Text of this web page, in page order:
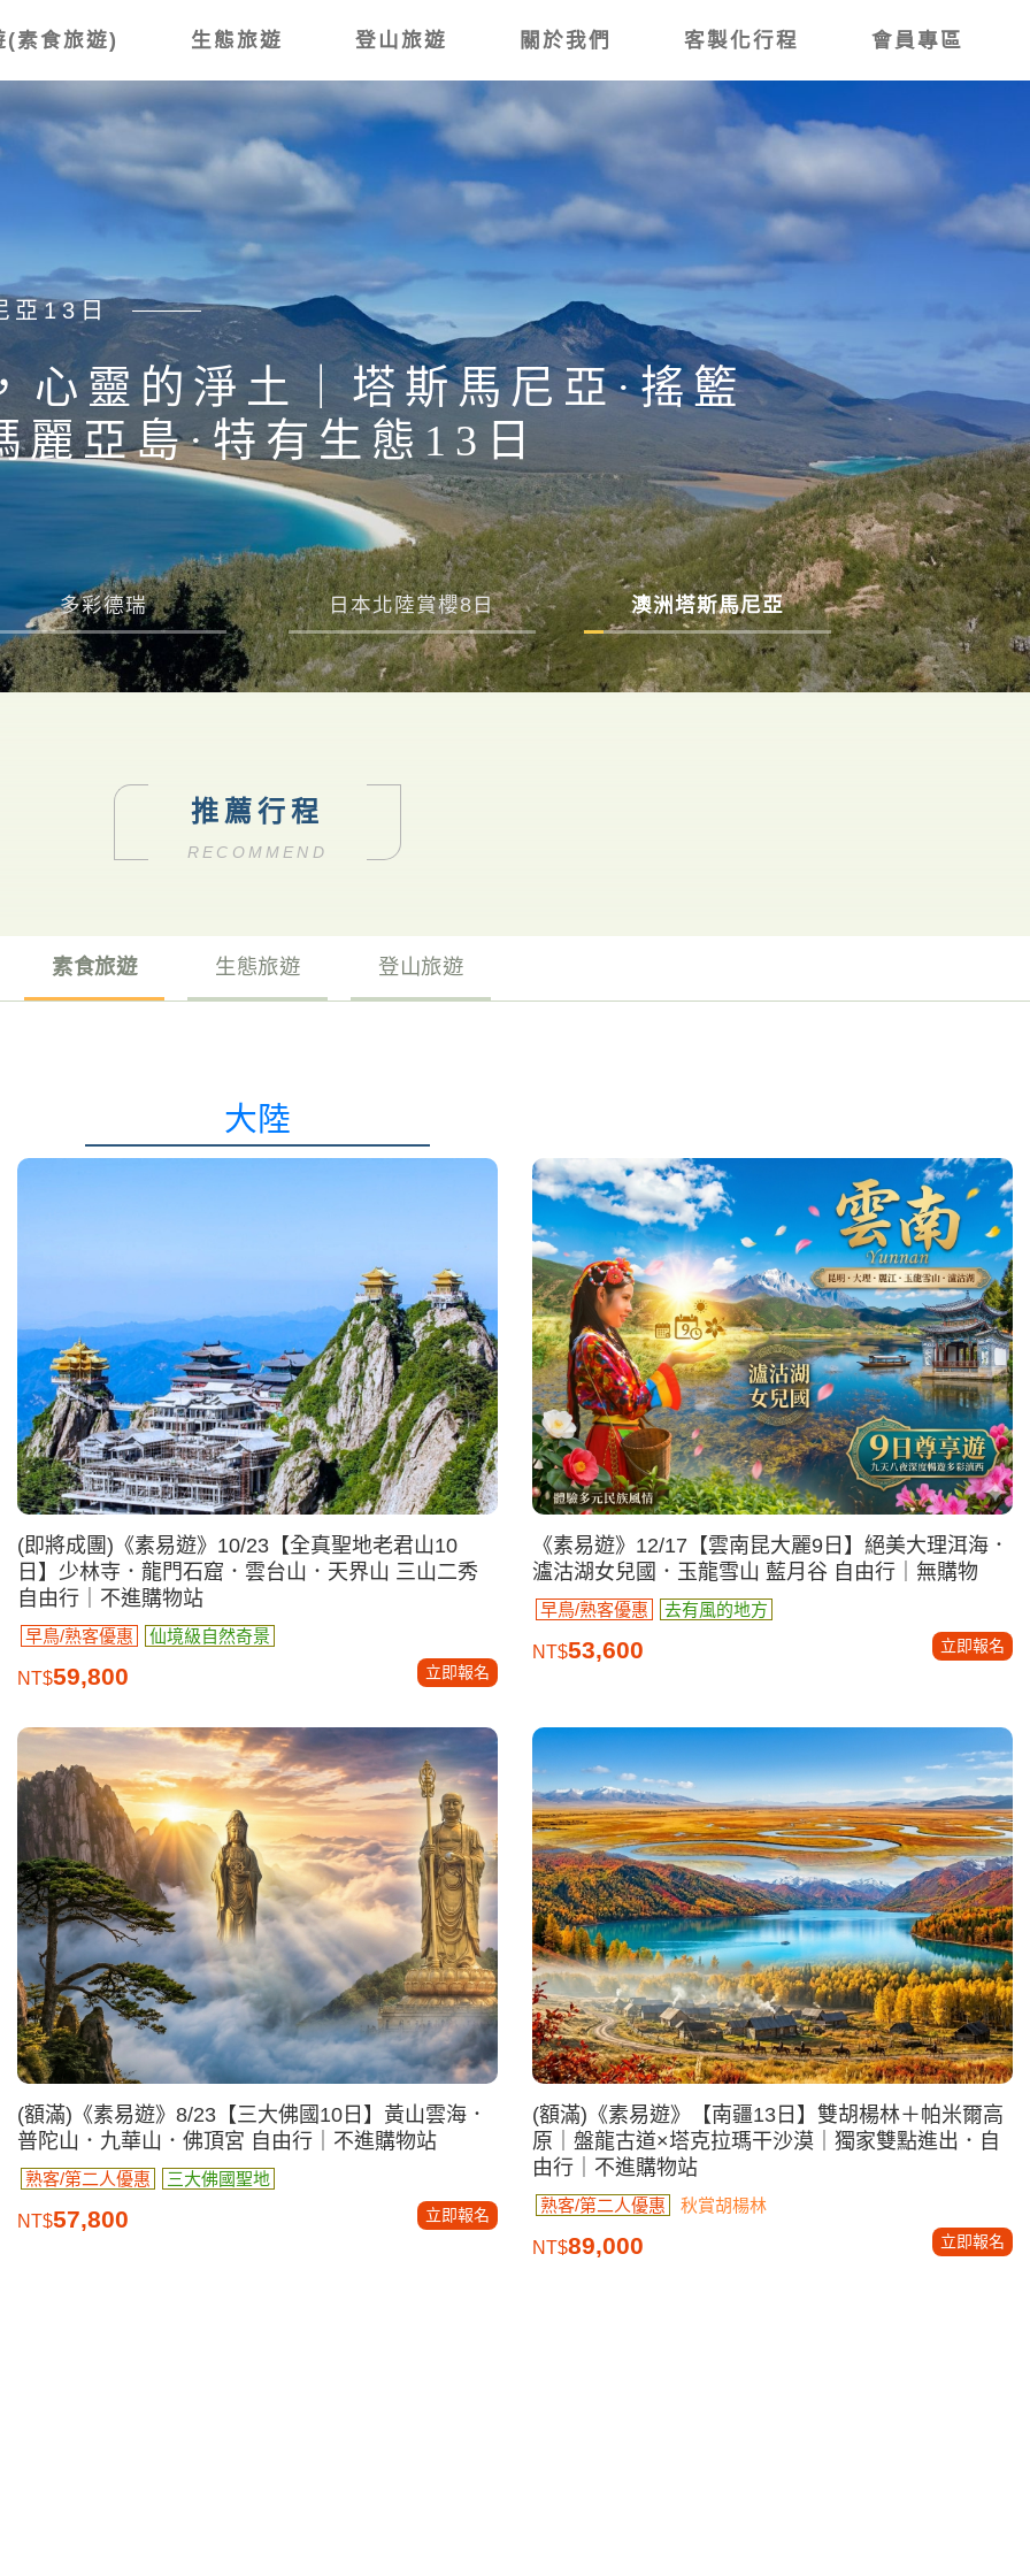
素食旅遊) 生態旅遊 登山旅遊 關於我們 客製化行程 會員專區
亞13日
心靈的淨土｜塔斯馬尼亞·搖籃
麗亞島·特有生態13日
多彩德瑞 日本北陸賞櫻8日 澳洲塔斯馬尼亞
推薦行程
RECOMMEND
素食旅遊 生態旅遊 登山旅遊
大陸
(即將成團)《素易遊》10/23【全真聖地老君山10
日】少林寺．龍門石窟．雲台山．天界山 三山二秀
自由行｜不進購物站
早鳥/熟客優惠 仙境級自然奇景
NT$59,800 立即報名
《素易遊》12/17【雲南昆大麗9日】絕美大理洱海．
瀘沽湖女兒國．玉龍雪山 藍月谷 自由行｜無購物
早鳥/熟客優惠 去有風的地方
NT$53,600 立即報名
(額滿)《素易遊》8/23【三大佛國10日】黃山雲海．
普陀山．九華山．佛頂宮 自由行｜不進購物站
熟客/第二人優惠 三大佛國聖地
NT$57,800 立即報名
(額滿)《素易遊》【南疆13日】雙胡楊林＋帕米爾高
原｜盤龍古道×塔克拉瑪干沙漠｜獨家雙點進出．自
由行｜不進購物站
熟客/第二人優惠 秋賞胡楊林
NT$89,000 立即報名